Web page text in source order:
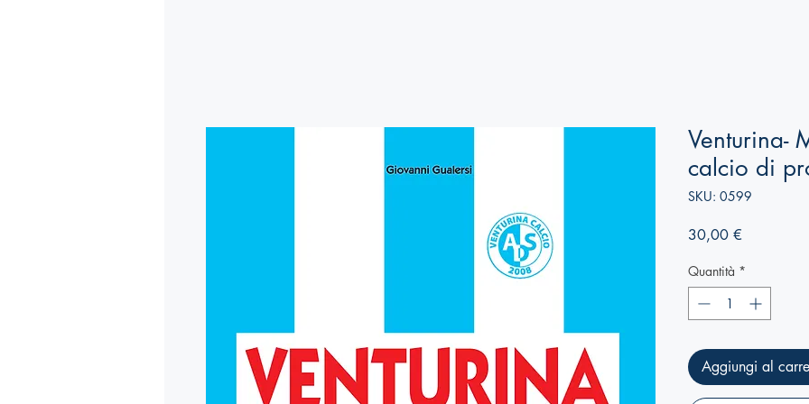
Venturina-
calcio di
SKU: 0599
30,00 €
Quantità *
Aggiungi al